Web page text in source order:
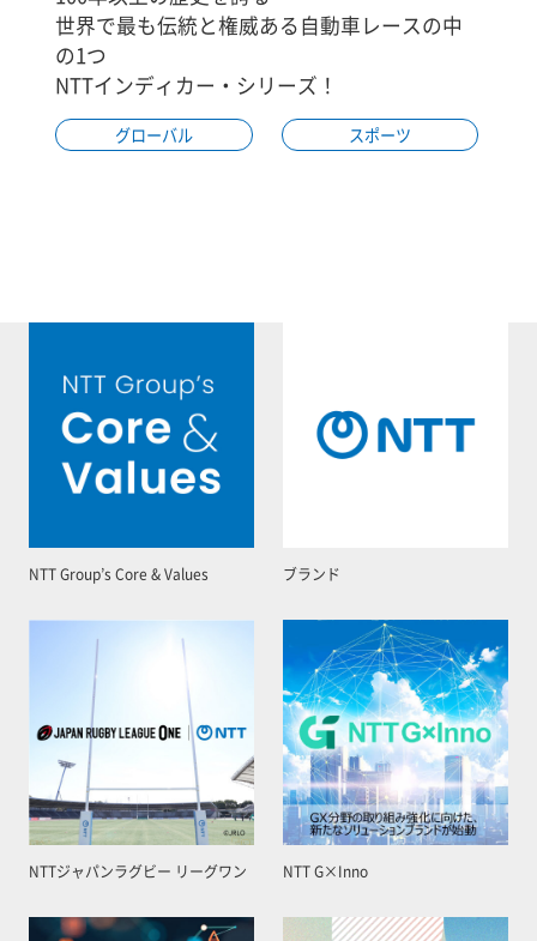
世界で最も伝統と権威ある自動車レースの中
の1つ
NTTインディカー・シリーズ！
グローバル スポーツ
NTT Group’s Core & Values ブランド
NTTジャパンラグビー リーグワン NTT G×Inno